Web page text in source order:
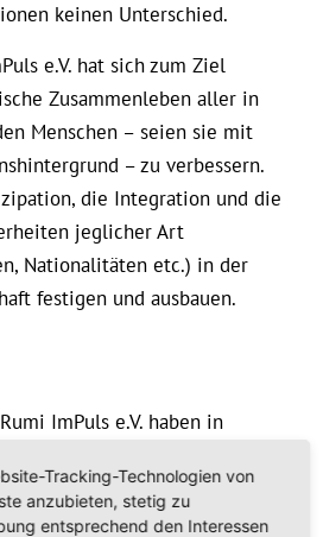
keinen Unterschied.
e.V. hat sich zum Ziel
Zusammenleben aller in
Menschen – seien sie mit
– zu verbessern.
die Integration und die
jeglicher Art
Nationalitäten etc.) in der
festigen und ausbauen.
ImPuls e.V. haben in
hat daher zwei Zielgruppen:
Tracking-Technologien von
anzubieten, stetig zu
entsprechend den Interessen